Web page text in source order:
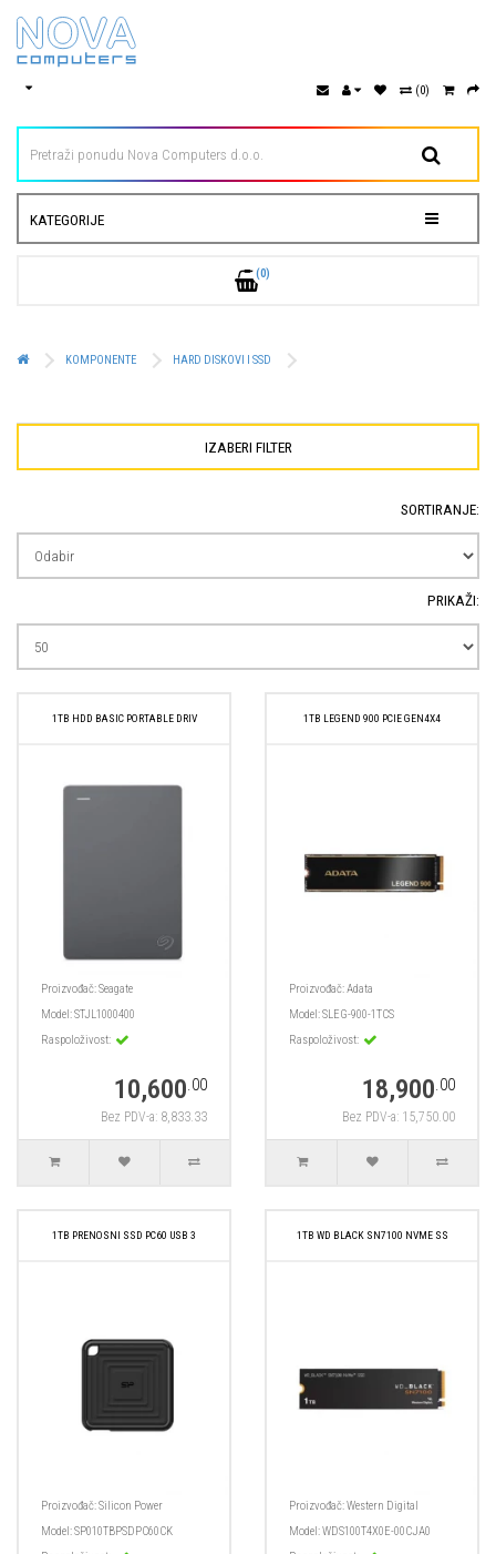
(0)
KATEGORIJE
(0)
KOMPONENTE HARD DISKOVI I SSD
IZABERI FILTER
SORTIRANJE:
PRIKAŽI:
1TB HDD BASIC PORTABLE DRIV
Proizvođač:Seagate
Model:STJL1000400
Raspoloživost:
10,600.00
Bez PDV-a: 8,833.33
1TB LEGEND 900 PCIE GEN4X4
Proizvođač:Adata
Model:SLEG-900-1TCS
Raspoloživost:
18,900.00
Bez PDV-a: 15,750.00
1TB PRENOSNI SSD PC60 USB 3
Proizvođač:Silicon Power
Model:SP010TBPSDPC60CK
1TB WD BLACK SN7100 NVME SS
Proizvođač:Western Digital
Model:WDS100T4X0E-00CJA0